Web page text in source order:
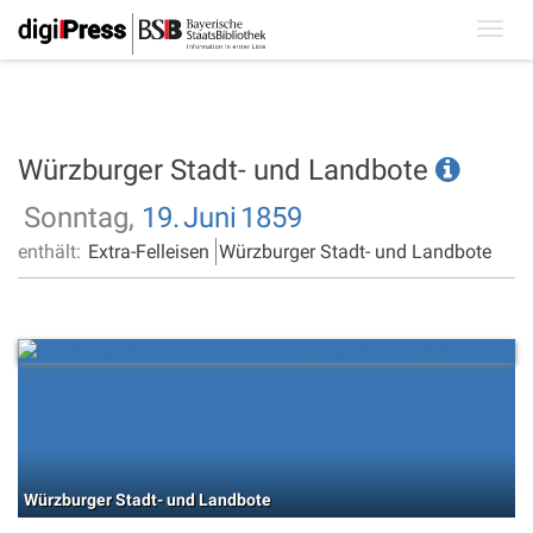
Würzburger Stadt- und Landbote
Sonntag, 19.Juni 1859
enthält: Extra-Felleisen Würzburger Stadt- und Landbote
Würzburger Stadt- und Landbote